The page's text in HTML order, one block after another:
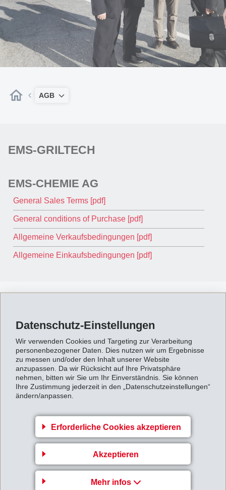
Datenschutz-Einstellungen
Wir verwenden Cookies und Targeting zur Verarbeitung
personenbezogener Daten. Dies nutzen wir um Ergebnisse
zu messen und/oder den Inhalt unserer Website
anzupassen. Da wir Rücksicht auf Ihre Privatsphäre
nehmen, bitten wir Sie um Ihr Einverständnis. Sie können
Ihre Zustimmung jederzeit in den „Datenschutzeinstellungen“
ändern/anpassen.
Erforderliche Cookies akzeptieren
Akzeptieren
Mehr infos
AGB
EMS-GRILTECH
EMS-CHEMIE AG
General Sales Terms [pdf]
General conditions of Purchase [pdf]
Allgemeine Verkaufsbedingungen [pdf]
Allgemeine Einkaufsbedingungen [pdf]
General conditions of Purchase [pdf]
Allgemeine Einkaufsbedingungen [pdf]
EMS-CHEMIE (Neumünster) GmbH &
Co. KG
General Conditions of Sale [pdf]
Allgemeine Einkaufsbedingungen [pdf]
Allgemeine Verkaufsbedingungen [pdf]
Allgemeine Einkaufsbedingungen [pdf]